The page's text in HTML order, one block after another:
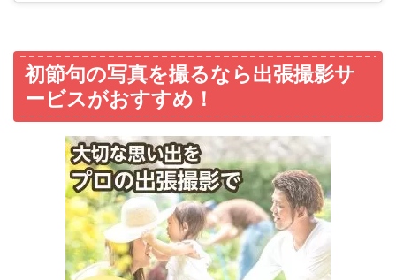
初節句の写真を撮るなら出張撮影サ
ービスがおすすめ！